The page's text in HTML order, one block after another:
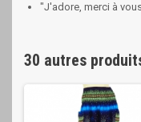
"J'adore, merci à
30 autres